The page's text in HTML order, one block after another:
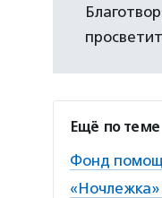
Ещё по теме
Фонд